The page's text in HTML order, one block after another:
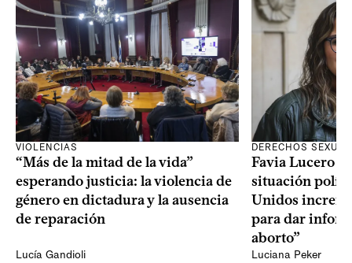
VIOLENCIAS
“Más de la mitad de la vida”
esperando justicia: la violencia de
género en dictadura y la ausencia
de reparación
Lucía Gandioli
DERECHOS
Favia Lucero
situación
Unidos
para dar
aborto”
Luciana Peker